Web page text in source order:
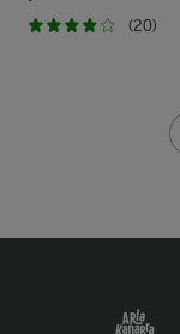
(20)